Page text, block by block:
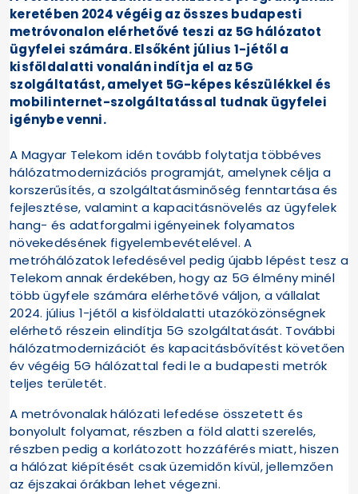
keretében 2024 végéig az összes budapesti
metróvonalon elérhetővé teszi az 5G hálózatot
ügyfelei számára. Elsőként július 1-jétől a
kisföldalatti vonalán indítja el az 5G
szolgáltatást, amelyet 5G-képes készülékkel és
mobilinternet-szolgáltatással tudnak ügyfelei
igénybe venni.
A Magyar Telekom idén tovább folytatja többéves
hálózatmodernizációs programját, amelynek célja a
korszerűsítés, a szolgáltatásminőség fenntartása és
fejlesztése, valamint a kapacitásnövelés az ügyfelek
hang- és adatforgalmi igényeinek folyamatos
növekedésének figyelembevételével. A
metróhálózatok lefedésével pedig újabb lépést tesz a
Telekom annak érdekében, hogy az 5G élmény minél
több ügyfele számára elérhetővé váljon, a vállalat
2024. július 1-jétől a kisföldalatti utazóközönségnek
elérhető részein elindítja 5G szolgáltatását. További
hálózatmodernizációt és kapacitásbővítést követően
év végéig 5G hálózattal fedi le a budapesti metrók
teljes területét.
A metróvonalak hálózati lefedése összetett és
bonyolult folyamat, részben a föld alatti szerelés,
részben pedig a korlátozott hozzáférés miatt, hiszen
a hálózat kiépítését csak üzemidőn kívül, jellemzően
az éjszakai órákban lehet végezni.